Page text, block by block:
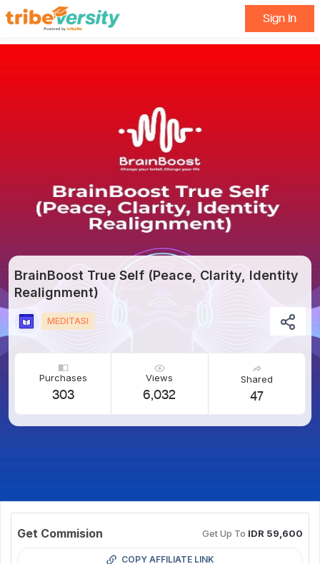
Sign In
BrainBoost True Self (Peace, Clarity, Identity
Realignment)
MEDITASI
Purchases
303
Views
6,032
Shared
47
Get Commision Get Up To IDR 59,600
COPY AFFILIATE LINK